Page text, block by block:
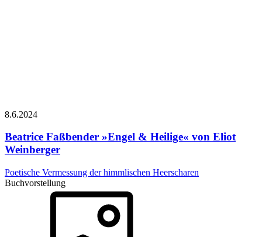
8.6.2024
Beatrice Faßbender »Engel & Heilige« von Eliot
Weinberger
Poetische Vermessung der himmlischen Heerscharen
Buchvorstellung